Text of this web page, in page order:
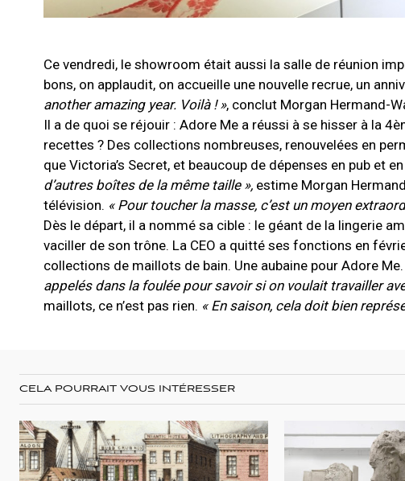
Ce vendredi, le showroom était aussi la salle de réunion
bons, on applaudit, on accueille une nouvelle recrue, un
another amazing year. Voilà ! », conclut Morgan Hermand-
Il a de quoi se réjouir : Adore Me a réussi à se hisser à la
recettes ? Des collections nombreuses, renouvelées en
que Victoria’s Secret, et beaucoup de dépenses en pub et
d’autres boîtes de la même taille », estime Morgan
télévision. « Pour toucher la masse, c’est un moyen
Dès le départ, il a nommé sa cible : le géant de la lingerie
vaciller de son trône. La CEO a quitté ses fonctions en
collections de maillots de bain. Une aubaine pour Adore Me.
appelés dans la foulée pour savoir si on voulait travailler
maillots, ce n’est pas rien. « En saison, cela doit bien
CELA POURRAIT VOUS INTÉRESSER